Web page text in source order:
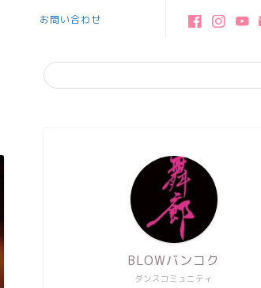
お問い合わせ
ダンスコミュニティ
BLOWバンコク